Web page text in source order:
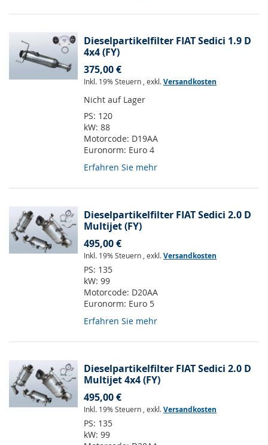
Dieselpartikelfilter FIAT Sedici 1.9 D
4x4 (FY)
375,00 €
Inkl. 19% Steuern , exkl.Versandkosten
Nicht auf Lager
PS: 120
kW: 88
Motorcode: D19AA
Euronorm: Euro 4
Erfahren Sie mehr
Dieselpartikelfilter FIAT Sedici 2.0 D
Multijet (FY)
495,00 €
Inkl. 19% Steuern , exkl.Versandkosten
PS: 135
kW: 99
Motorcode: D20AA
Euronorm: Euro 5
Erfahren Sie mehr
Dieselpartikelfilter FIAT Sedici 2.0 D
Multijet 4x4 (FY)
495,00 €
Inkl. 19% Steuern , exkl.Versandkosten
PS: 135
kW: 99